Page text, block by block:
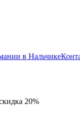
в Нальчике
20%